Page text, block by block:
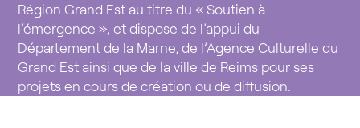
Région Grand Est au titre du « Soutien à
l’émergence », et dispose de l’appui du
Département de la Marne, de l’Agence Culturelle du
Grand Est ainsi que de la ville de Reims pour ses
projets en cours de création ou de diffusion.